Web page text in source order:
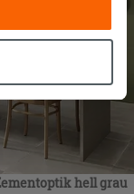
mehr wissen
einigen
Wenn Sie auf
Surfen erst
fortsetzen.
hell grau